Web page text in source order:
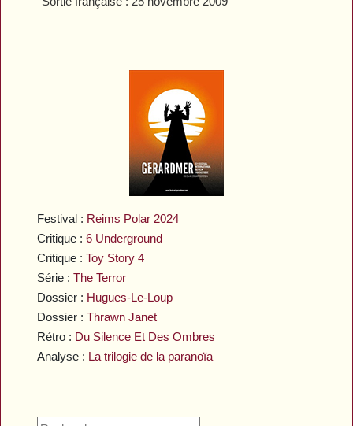
Festival : Reims Polar 2024
Critique :6 Underground
Critique :Toy Story 4
Série :The Terror
Dossier : Hugues-Le-Loup
Dossier :Thrawn Janet
Rétro : Du Silence Et Des Ombres
Analyse : La trilogie de la paranoïa